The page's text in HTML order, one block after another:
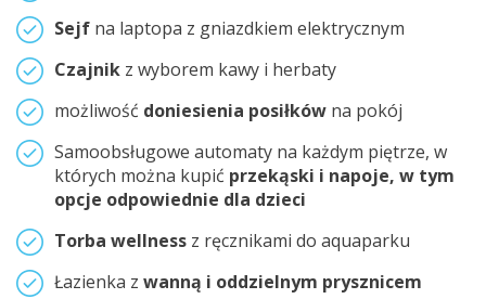
Sejf na laptopa z gniazdkiem elektrycznym
Czajnik z wyborem kawy i herbaty
możliwość doniesienia posiłków na pokój
Samoobsługowe automaty na każdym piętrze, w
których można kupić przekąski i napoje, w tym
opcje odpowiednie dla dzieci
Torba wellness z ręcznikami do aquaparku
Łazienka z wanną i oddzielnym prysznicem